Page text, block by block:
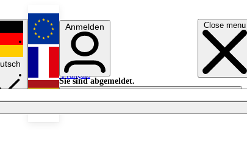
Close menu
English
Français
Anmelden
Sie sind abgemeldet.
Anmelden
Licht aus